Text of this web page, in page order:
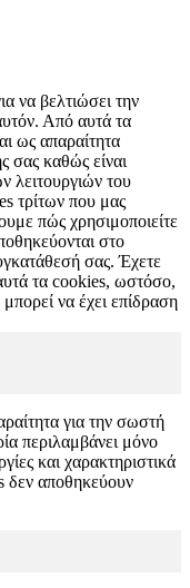
να βελτιώσει την
Από αυτά τα
ως απαραίτητα
σας καθώς είναι
λειτουργιών του
τρίτων που μας
πώς χρησιμοποιείτε
στο
σας. Έχετε
τα cookies, ωστόσο,
να έχει επίδραση
για την σωστή
περιλαμβάνει μόνο
και χαρακτηριστικά
δεν αποθηκεύουν